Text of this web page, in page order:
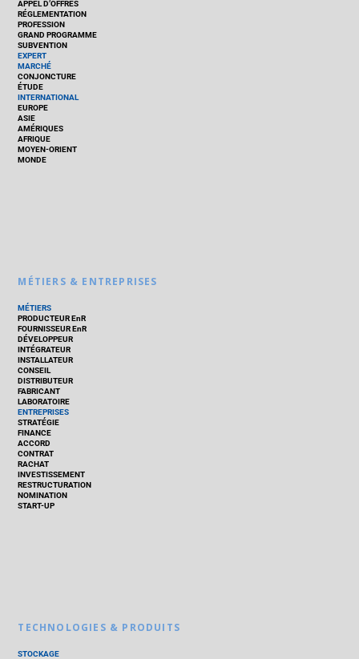
APPEL D’OFFRES
RÉGLEMENTATION
PROFESSION
GRAND PROGRAMME
SUBVENTION
EXPERT
MARCHÉ
CONJONCTURE
ÉTUDE
INTERNATIONAL
EUROPE
ASIE
AMÉRIQUES
AFRIQUE
MOYEN-ORIENT
MONDE
MÉTIERS & ENTREPRISES
MÉTIERS
PRODUCTEUR EnR
FOURNISSEUR EnR
DÉVELOPPEUR
INTÉGRATEUR
INSTALLATEUR
CONSEIL
DISTRIBUTEUR
FABRICANT
LABORATOIRE
ENTREPRISES
STRATÉGIE
FINANCE
ACCORD
CONTRAT
RACHAT
INVESTISSEMENT
RESTRUCTURATION
NOMINATION
START-UP
TECHNOLOGIES & PRODUITS
STOCKAGE